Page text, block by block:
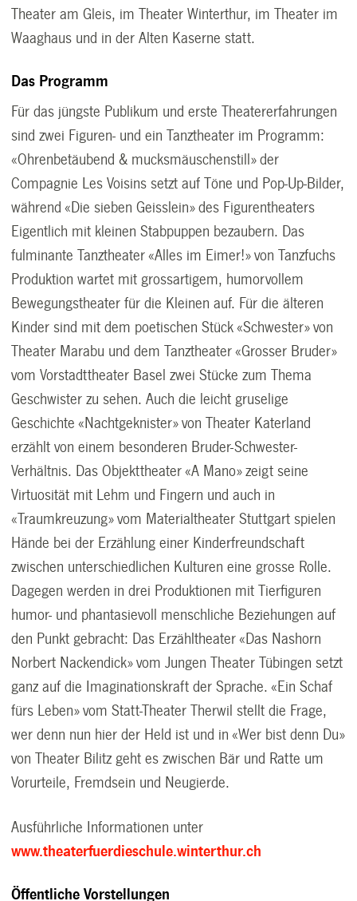
Theater am Gleis, im Theater Winterthur, im Theater im
Waaghaus und in der Alten Kaserne statt.
Das Programm
Für das jüngste Publikum und erste Theatererfahrungen
sind zwei Figuren- und ein Tanztheater im Programm:
«Ohrenbetäubend & mucksmäuschenstill» der
Compagnie Les Voisins setzt auf Töne und Pop-Up-Bilder,
während «Die sieben Geisslein» des Figurentheaters
Eigentlich mit kleinen Stabpuppen bezaubern. Das
fulminante Tanztheater «Alles im Eimer!» von Tanzfuchs
Produktion wartet mit grossartigem, humorvollem
Bewegungstheater für die Kleinen auf. Für die älteren
Kinder sind mit dem poetischen Stück «Schwester» von
Theater Marabu und dem Tanztheater «Grosser Bruder»
vom Vorstadttheater Basel zwei Stücke zum Thema
Geschwister zu sehen. Auch die leicht gruselige
Geschichte «Nachtgeknister» von Theater Katerland
erzählt von einem besonderen Bruder-Schwester-
Verhältnis. Das Objekttheater «A Mano» zeigt seine
Virtuosität mit Lehm und Fingern und auch in
«Traumkreuzung» vom Materialtheater Stuttgart spielen
Hände bei der Erzählung einer Kinderfreundschaft
zwischen unterschiedlichen Kulturen eine grosse Rolle.
Dagegen werden in drei Produktionen mit Tierfiguren
humor- und phantasievoll menschliche Beziehungen auf
den Punkt gebracht: Das Erzähltheater «Das Nashorn
Norbert Nackendick» vom Jungen Theater Tübingen setzt
ganz auf die Imaginationskraft der Sprache. «Ein Schaf
fürs Leben» vom Statt-Theater Therwil stellt die Frage,
wer denn nun hier der Held ist und in «Wer bist denn Du»
von Theater Bilitz geht es zwischen Bär und Ratte um
Vorurteile, Fremdsein und Neugierde.
Ausführliche Informationen unter
www.theaterfuerdieschule.winterthur.ch
Öffentliche Vorstellungen